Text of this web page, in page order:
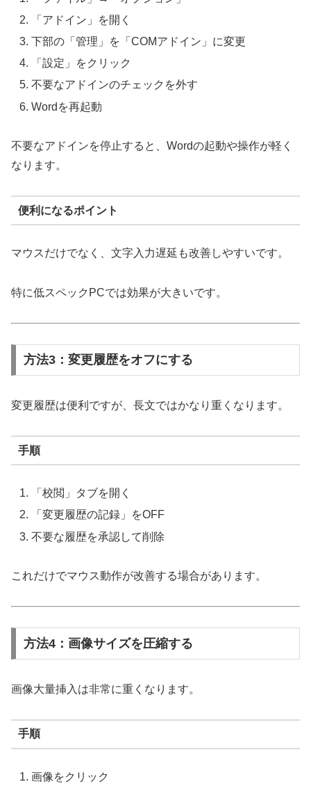
「アドイン」を開く
下部の「管理」を「COMアドイン」に変更
「設定」をクリック
不要なアドインのチェックを外す
Wordを再起動
不要なアドインを停止すると、Wordの起動や操作が軽く
なります。
便利になるポイント
マウスだけでなく、文字入力遅延も改善しやすいです。
特に低スペックPCでは効果が大きいです。
方法3：変更履歴をオフにする
変更履歴は便利ですが、長文ではかなり重くなります。
手順
「校閲」タブを開く
「変更履歴の記録」をOFF
不要な履歴を承認して削除
これだけでマウス動作が改善する場合があります。
方法4：画像サイズを圧縮する
画像大量挿入は非常に重くなります。
手順
画像をクリック